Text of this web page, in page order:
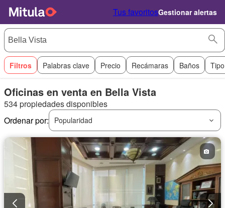
Tus favoritosGestionar alertas
Filtros Palabras clave Precio Recámaras Baños
Oficinas en venta en Bella Vista
534 propiedades disponibles
Ordenar por:
Popularidad